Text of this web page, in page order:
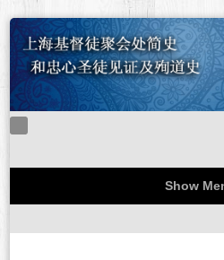
Show
关于本站
忠心圣徒
难忘的一九
站务公告